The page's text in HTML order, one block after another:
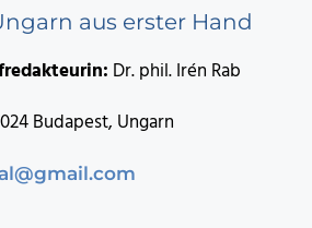
aus erster Hand
Dr. phil. Irén Rab
Budapest, Ungarn